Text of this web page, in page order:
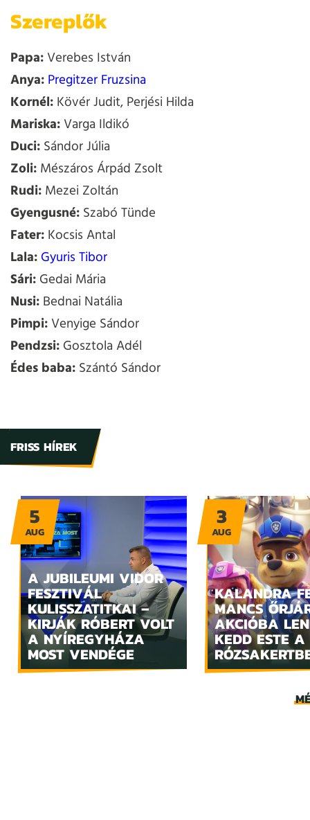
Szereplők
Papa:Verebes István
Anya:Pregitzer Fruzsina
Kornél:Kövér Judit, Perjési Hilda
Mariska:Varga Ildikó
Duci:Sándor Júlia
Zoli:Mészáros Árpád Zsolt
Rudi:Mezei Zoltán
Gyengusné:Szabó Tünde
Fater:Kocsis Antal
Lala:Gyuris Tibor
Sári:Gedai Mária
Nusi:Bednai Natália
Pimpi:Venyige Sándor
Pendzsi:Gosztola Adél
Édes baba:Szántó Sándor
FRISS HÍREK
A JUBILEUMI VIDOR
FESZTIVÁL
KULISSZATITKAI –
KIRJÁK RÓBERT VOLT
A NYÍREGYHÁZA
MOST VENDÉGE
5
AUG
KALANDRA
MANCS
AKCIÓBA
KEDD ESTE A
3
AUG